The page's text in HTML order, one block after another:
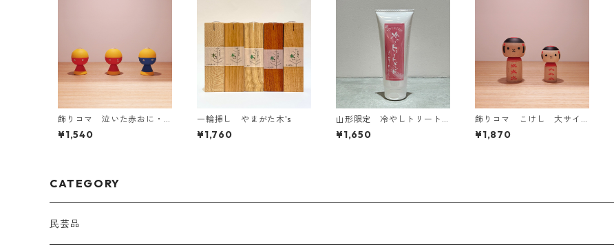
飾りコマ 泣いた赤おに・
青おに 小サイズ
¥1,540
一輪挿し やまがた木's
¥1,760
山形限定 冷やしトリート
メント はじめました
¥1,650
飾りコマ こけし 大サイ
ズ
¥1,870
CATEGORY
民芸品